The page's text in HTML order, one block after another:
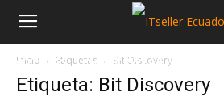
NOTICIAS MAYORISTAS
Inicio Etiquetas Bit Discovery
Etiqueta: Bit Discovery